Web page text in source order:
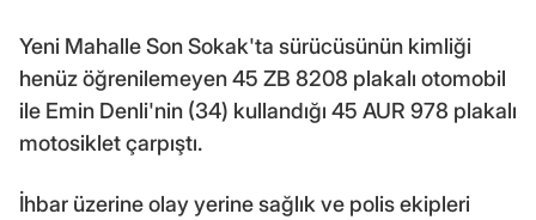
Yeni Mahalle Son Sokak'ta sürücüsünün kimliği
henüz öğrenilemeyen 45 ZB 8208 plakalı otomobil
ile Emin Denli'nin (34) kullandığı 45 AUR 978 plakalı
motosiklet çarpıştı.
İhbar üzerine olay yerine sağlık ve polis ekipleri